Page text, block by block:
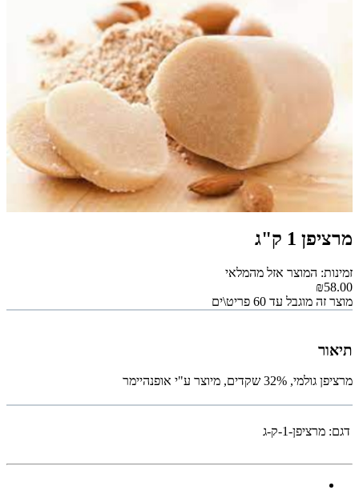
מרציפן 1 ק"ג
זמינות: המוצר אזל מהמלאי
₪58.00
מוצר זה מוגבל עד 60 פריט\ים
תיאור
מרציפן גולמי, 32% שקדים, מיוצר ע"י אופנהיימר
דגם: מרציפן-1-ק-ג